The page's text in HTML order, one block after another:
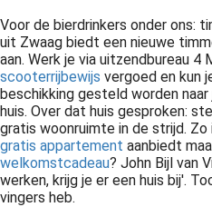
Voor de bierdrinkers onder ons:
uit Zwaag biedt een nieuwe
aan. Werk je via uitzendbureau 4
scooterrijbewijs vergoed en kun
beschikking gesteld worden
huis. Over dat huis gesproken:
gratis woonruimte in de strijd. Zo
gratis appartement aanbiedt
welkomstcadeau? John Bijl van
werken, krijg je er een huis bij'.
vingers heb.